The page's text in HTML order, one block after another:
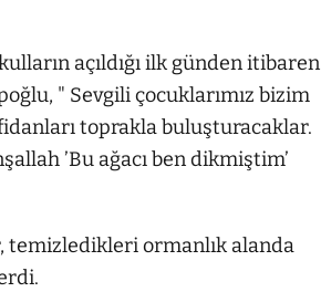
açıldığı ilk günden itibaren
" Sevgili çocuklarımız bizim
toprakla buluşturacaklar.
’Bu ağacı ben dikmiştim’
temizledikleri ormanlık alanda